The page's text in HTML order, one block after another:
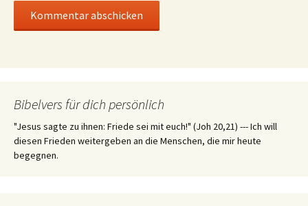
Bibelvers für dich persönlich
"Jesus sagte zu ihnen: Friede sei mit euch!" (Joh 20,21) --- Ich will
diesen Frieden weitergeben an die Menschen, die mir heute
begegnen.